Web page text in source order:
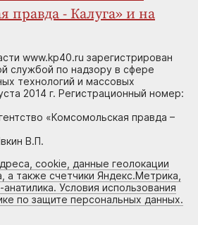
правда - Калуга» и на
www.kp40.ru зарегистрирован
службой по надзору в сфере
технологий и массовых
2014 г. Регистрационный номер:
«Комсомольская правда –
В.П.
cookie, данные геолокации
а также счетчики Яндекс.Метрика,
Условия использования
по защите персональных данных.